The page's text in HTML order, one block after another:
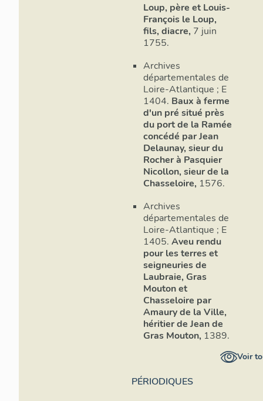
Loup, père et Louis-
François le Loup,
fils, diacre, 7 juin
1755.
Archives
départementales de
Loire-Atlantique ; E
1404. Baux à ferme
d'un pré situé près
du port de la Ramée
concédé par Jean
Delaunay, sieur du
Rocher à Pasquier
Nicollon, sieur de la
Chasseloire, 1576.
Archives
départementales de
Loire-Atlantique ; E
1405. Aveu rendu
pour les terres et
seigneuries de
Laubraie, Gras
Mouton et
Chasseloire par
Amaury de la Ville,
héritier de Jean de
Gras Mouton, 1389.
Voir
PÉRIODIQUES